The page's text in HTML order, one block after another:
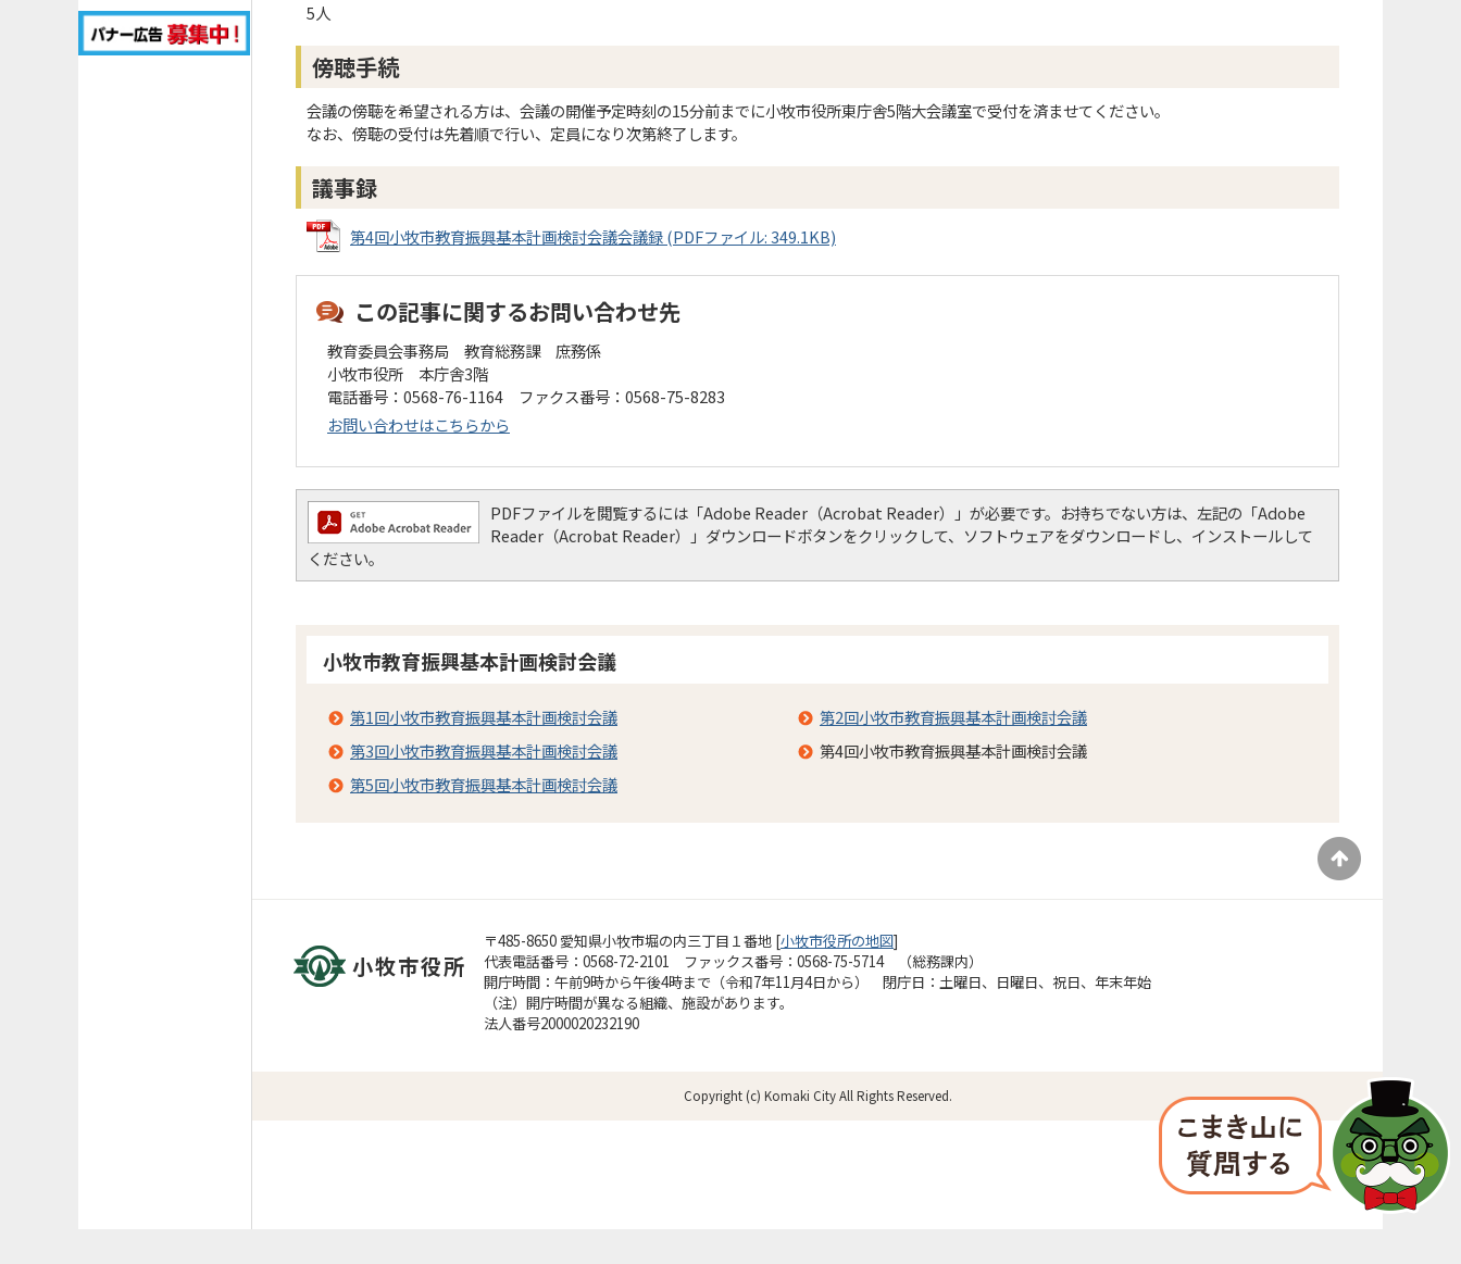
5人
傍聴手続
会議の傍聴を希望される方は、会議の開催予定時刻の15分前までに小牧市役所東庁舎5階大会議室で受付を済ませてください。
なお、傍聴の受付は先着順で行い、定員になり次第終了します。
議事録
第4回小牧市教育振興基本計画検討会議会議録 (PDFファイル: 349.1KB)
この記事に関するお問い合わせ先
教育委員会事務局 教育総務課 庶務係
小牧市役所 本庁舎3階
電話番号：0568-76-1164 ファクス番号：0568-75-8283
お問い合わせはこちらから
PDFファイルを閲覧するには「Adobe Reader（Acrobat Reader）」が必要です。お持ちでない方は、左記の「Adobe
Reader（Acrobat Reader）」ダウンロードボタンをクリックして、ソフトウェアをダウンロードし、インストールして
ください。
小牧市教育振興基本計画検討会議
第1回小牧市教育振興基本計画検討会議
第2回小牧市教育振興基本計画検討会議
第3回小牧市教育振興基本計画検討会議
第4回小牧市教育振興基本計画検討会議
第5回小牧市教育振興基本計画検討会議
小牧市役所
〒485-8650 愛知県小牧市堀の内三丁目１番地 [小牧市役所の地図]
代表電話番号：0568-72-2101 ファックス番号：0568-75-5714 （総務課内）
開庁時間：午前9時から午後4時まで（令和7年11月4日から） 閉庁日：土曜日、日曜日、祝日、年末年始
（注）開庁時間が異なる組織、施設があります。
法人番号2000020232190
Copyright (c) Komaki City All Rights Reserved.